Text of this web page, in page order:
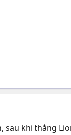
sau khi thằng